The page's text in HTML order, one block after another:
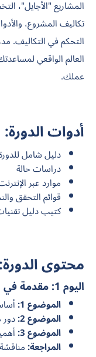
المشاريع "الأجايل"،
تكاليف المشروع،
التحكم في التكاليف.
العالم الواقعي
عملك.
أدوات الدورة:
دليل شامل
دراسات حالة
موارد عبر
قوائم التحقق
كتيب دليل
محتوى الدورة:
اليوم 1: مقدمة في إدارة المشاريع
الموضوع 1:
الموضوع 2:
الموضوع 3:
المراجعة: